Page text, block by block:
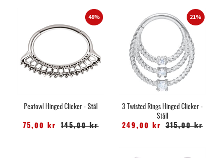
48%
Peafowl Hinged Clicker - Stål
75,00 kr 145,00 kr
21%
3 Twisted Rings Hinged Clicker -
Ståll
249,00 kr 315,00 kr